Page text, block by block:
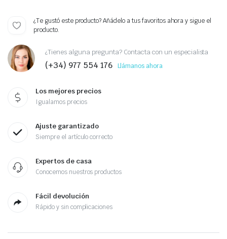
¿Te gustó este producto? Añádelo a tus favoritos ahora y sigue el
producto.
¿Tienes alguna pregunta? Contacta con un especialista
(+34) 977 554 176 Llámanos ahora
Los mejores precios
Igualamos precios
Ajuste garantizado
Siempre el artículo correcto
Expertos de casa
Conocemos nuestros productos
Fácil devolución
Rápido y sin complicaciones